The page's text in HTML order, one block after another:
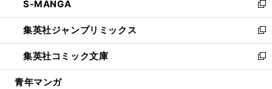
く
で
開
く
ド
ウ
で
開
く
ィ
ン
ド
ウ
で
開
い
ウ
ィ
ン
ド
ウ
S-MANGA
新
し
い
ウ
ィ
ン
集英社ジャンプリミックス
新
し
い
ウ
集英社コミック文庫
新
し
青年マンガ